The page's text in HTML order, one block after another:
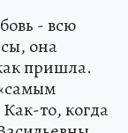
- всю
она
пришла.
то, когда